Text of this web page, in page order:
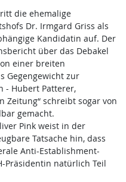
die ehemalige
Dr. Irmgard Griss als
Kandidatin auf. Der
über das Debakel
einer breiten
Gegengewicht zur
- Hubert Patterer,
Zeitung“ schreibt sogar von
gemacht.
Pink weist in der
Tatsache hin, dass
Anti-Establishment-
Präsidentin natürlich Teil